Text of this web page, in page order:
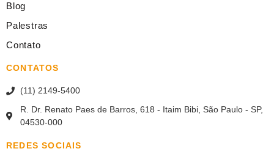
Blog
Palestras
Contato
CONTATOS
(11) 2149-5400
R. Dr. Renato Paes de Barros, 618 - Itaim Bibi, São Paulo - SP,
04530-000
REDES SOCIAIS